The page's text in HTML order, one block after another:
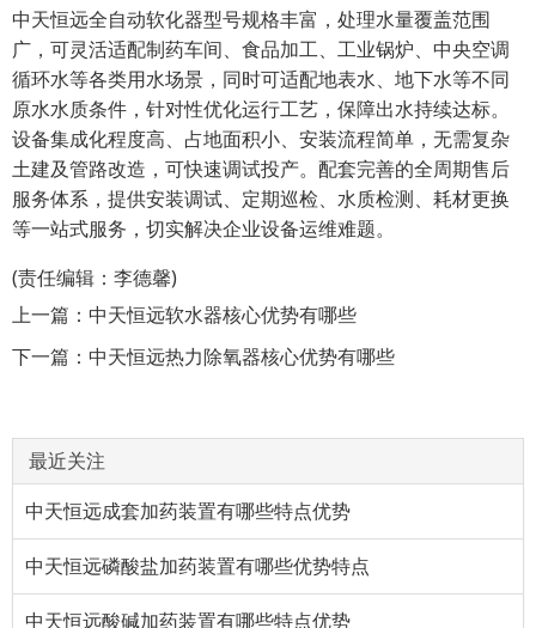
中天恒远全自动软化器型号规格丰富，处理水量覆盖范围
广，可灵活适配制药车间、食品加工、工业锅炉、中央空调
循环水等各类用水场景，同时可适配地表水、地下水等不同
原水水质条件，针对性优化运行工艺，保障出水持续达标。
设备集成化程度高、占地面积小、安装流程简单，无需复杂
土建及管路改造，可快速调试投产。配套完善的全周期售后
服务体系，提供安装调试、定期巡检、水质检测、耗材更换
等一站式服务，切实解决企业设备运维难题。
(责任编辑：李德馨)
上一篇： 中天恒远软水器核心优势有哪些
下一篇： 中天恒远热力除氧器核心优势有哪些
最近关注
中天恒远成套加药装置有哪些特点优势
中天恒远磷酸盐加药装置有哪些优势特点
中天恒远酸碱加药装置有哪些特点优势